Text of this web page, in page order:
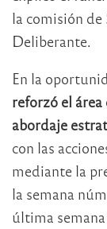
la comisión de
Deliberante.
En la
reforzó el
abordaje
con las
mediante la
la semana
última